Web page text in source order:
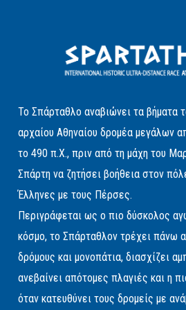
Το Σπάρταθλο αναβιώνει τα βήματα
αρχαίου Αθηναίου δρομέα μεγάλων
το 490 π.Χ., πριν από τη μάχη του
Σπάρτη να ζητήσει βοήθεια στον
Έλληνες με τους Πέρσες.
Περιγράφεται ως ο πιο δύσκολος
κόσμο, το Σπάρταθλον τρέχει πάνω
δρόμους και μονοπάτια, διασχίζει
ανεβαίνει απότομες πλαγιές και η
όταν κατευθύνει τους δρομείς με